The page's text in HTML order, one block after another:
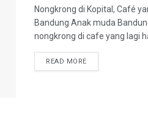
Nongkrong di Kopital, Café
Bandung Anak muda
nongkrong di cafe yang lagi
READ MOREDETAILS